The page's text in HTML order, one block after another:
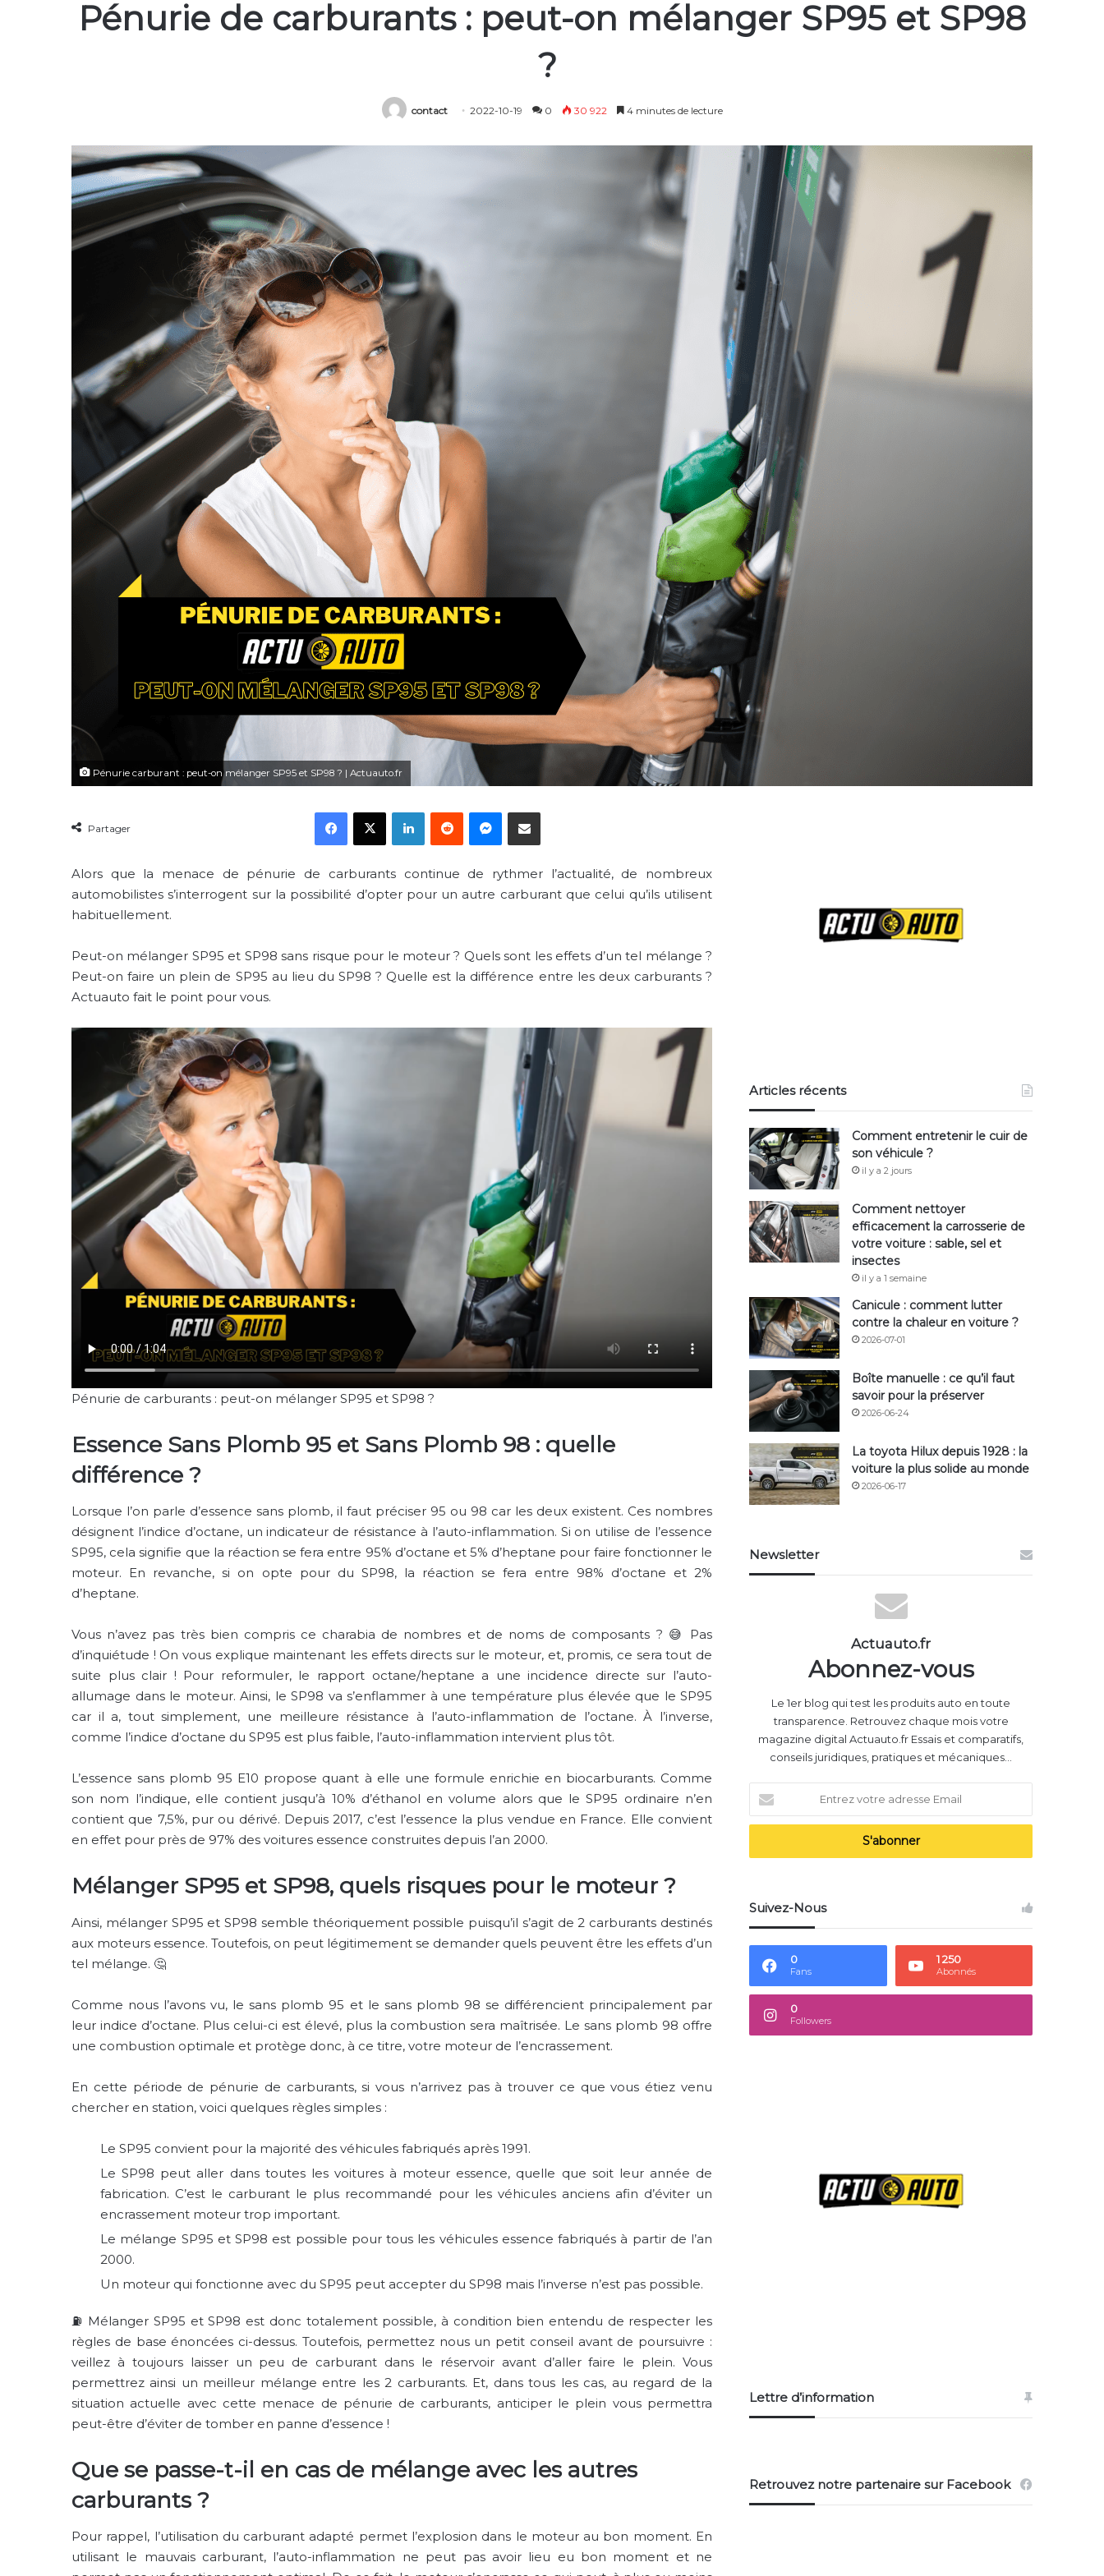
Pénurie de carburants : peut-on mélanger SP95 et SP98
?
contact 2022-10-19 0 30 922 4 minutes de lecture
Pénurie carburant : peut-on mélanger SP95 et SP98 ? | Actuauto.fr
Partager
Facebook
X LinkedinRedditMessenger
Partager par email
Alors que la menace de pénurie de carburants continue de rythmer l’actualité, de nombreux
automobilistes s’interrogent sur la possibilité d’opter pour un autre carburant que celui qu’ils utilisent
habituellement.
Peut-on mélanger SP95 et SP98 sans risque pour le moteur ? Quels sont les effets d’un tel mélange ?
Peut-on faire un plein de SP95 au lieu du SP98 ? Quelle est la différence entre les deux carburants ?
Actuauto fait le point pour vous.
Pénurie de carburants : peut-on mélanger SP95 et SP98 ?
Essence Sans Plomb 95 et Sans Plomb 98 : quelle
différence ?
Lorsque l’on parle d’essence sans plomb, il faut préciser 95 ou 98 car les deux existent. Ces nombres
désignent l’indice d’octane, un indicateur de résistance à l’auto-inflammation. Si on utilise de l’essence
SP95, cela signifie que la réaction se fera entre 95% d’octane et 5% d’heptane pour faire fonctionner le
moteur. En revanche, si on opte pour du SP98, la réaction se fera entre 98% d’octane et 2%
d’heptane.
Vous n’avez pas très bien compris ce charabia de nombres et de noms de composants ? 😅
Pas
d’inquiétude ! On vous explique maintenant les effets directs sur le moteur, et, promis, ce sera tout de
suite plus clair ! Pour reformuler, le rapport octane/heptane a une incidence directe sur l’auto-
allumage dans le moteur. Ainsi, le SP98 va s’enflammer à une température plus élevée que le SP95
car il a, tout simplement, une meilleure résistance à l’auto-inflammation de l’octane. À l’inverse,
comme l’indice d’octane du SP95 est plus faible, l’auto-inflammation intervient plus tôt.
L’essence sans plomb 95 E10 propose quant à elle une formule enrichie en biocarburants. Comme
son nom l’indique, elle contient jusqu’à 10% d’éthanol en volume alors que le SP95 ordinaire n’en
contient que 7,5%, pur ou dérivé. Depuis 2017, c’est l’essence la plus vendue en France. Elle convient
en effet pour près de 97% des voitures essence construites depuis l’an 2000.
Mélanger SP95 et SP98, quels risques pour le moteur ?
Ainsi, mélanger SP95 et SP98 semble théoriquement possible puisqu’il s’agit de 2 carburants destinés
aux moteurs essence. Toutefois, on peut légitimement se demander quels peuvent être les effets d’un
tel mélange. 🤔
Comme nous l’avons vu, le sans plomb 95 et le sans plomb 98 se différencient principalement par
leur indice d’octane. Plus celui-ci est élevé, plus la combustion sera maîtrisée. Le sans plomb 98 offre
une combustion optimale et protège donc, à ce titre, votre moteur de l’encrassement.
En cette période de pénurie de carburants, si vous n’arrivez pas à trouver ce que vous étiez venu
chercher en station, voici quelques règles simples :
Le SP95 convient pour la majorité des véhicules fabriqués après 1991.
Le SP98 peut aller dans toutes les voitures à moteur essence, quelle que soit leur année de
fabrication. C’est le carburant le plus recommandé pour les véhicules anciens afin d’éviter un
encrassement moteur trop important.
Le mélange SP95 et SP98 est possible pour tous les véhicules essence fabriqués à partir de l’an
2000.
Un moteur qui fonctionne avec du SP95 peut accepter du SP98 mais l’inverse n’est pas possible.
⛽ Mélanger SP95 et SP98 est donc totalement possible, à condition bien entendu de respecter les
règles de base énoncées ci-dessus. Toutefois, permettez nous un petit conseil avant de poursuivre :
veillez à toujours laisser un peu de carburant dans le réservoir avant d’aller faire le plein. Vous
permettrez ainsi un meilleur mélange entre les 2 carburants. Et, dans tous les cas, au regard de la
situation actuelle avec cette menace de pénurie de carburants, anticiper le plein vous permettra
peut-être d’éviter de tomber en panne d’essence !
Que se passe-t-il en cas de mélange avec les autres
carburants ?
Pour rappel, l’utilisation du carburant adapté permet l’explosion dans le moteur au bon moment. En
utilisant le mauvais carburant, l’auto-inflammation ne peut pas avoir lieu eu bon moment et ne
Articles récents
Comment entretenir le cuir de
son véhicule ?
il y a 2 jours
Comment nettoyer
efficacement la carrosserie de
votre voiture : sable, sel et
insectes
il y a 1 semaine
Canicule : comment lutter
contre la chaleur en voiture ?
2026-07-01
Boîte manuelle : ce qu’il faut
savoir pour la préserver
2026-06-24
La toyota Hilux depuis 1928 : la
voiture la plus solide au monde
2026-06-17
Newsletter
Actuauto.fr
Abonnez-vous
Le 1er blog qui test les produits auto en toute
transparence. Retrouvez chaque mois votre
magazine digital Actuauto.fr Essais et comparatifs,
conseils juridiques, pratiques et mécaniques...
votre
adresse
Suivez-Nous
0
Fans
1 250
Abonnés
0
Followers
Lettre d’information
Retrouvez notre partenaire sur Facebook